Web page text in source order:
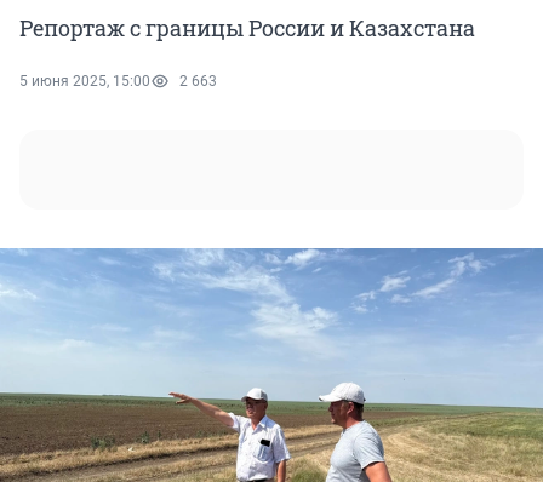
Репортаж с границы России и Казахстана
5 июня 2025, 15:00 2 663